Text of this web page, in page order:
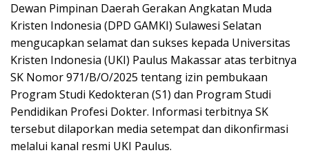
Dewan Pimpinan Daerah Gerakan Angkatan Muda
Kristen Indonesia (DPD GAMKI) Sulawesi Selatan
mengucapkan selamat dan sukses kepada Universitas
Kristen Indonesia (UKI) Paulus Makassar atas terbitnya
SK Nomor 971/B/O/2025 tentang izin pembukaan
Program Studi Kedokteran (S1) dan Program Studi
Pendidikan Profesi Dokter. Informasi terbitnya SK
tersebut dilaporkan media setempat dan dikonfirmasi
melalui kanal resmi UKI Paulus.